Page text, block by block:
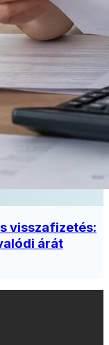
visszafizetés:
árát